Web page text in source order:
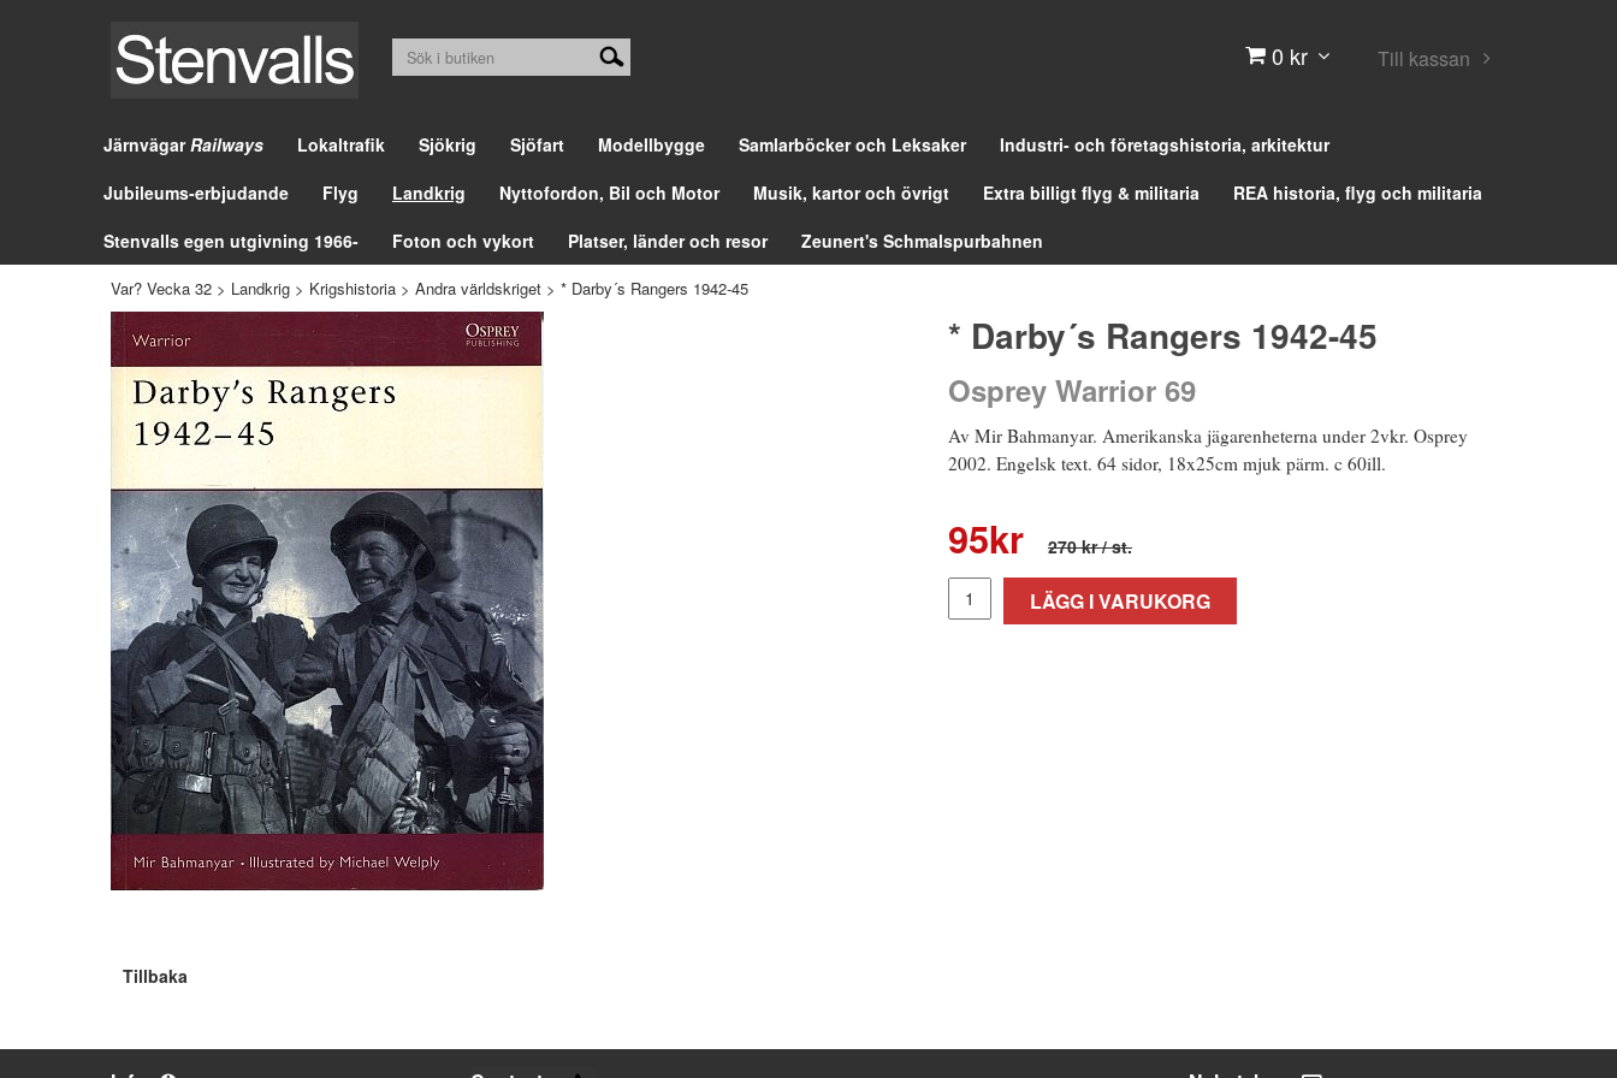
0 kr Till kassan
JärnvägarRailways Lokaltrafik Sjökrig Sjöfart Modellbygge Samlarböcker och Leksaker
Industri- och företagshistoria, arkitektur
Jubileums-erbjudande
Flyg Landkrig Nyttofordon, Bil och Motor Musik, kartor och övrigt Extra billigt flyg & militaria
REA historia, flyg och militaria
Stenvalls egen utgivning 1966-
Foton och vykort Platser, länder och resor Zeunert's Schmalspurbahnen
Var? Vecka 32 > Landkrig > Krigshistoria > Andra världskriget > * Darby´s Rangers 1942-45
* Darby´s Rangers 1942-45
Osprey Warrior 69
Av Mir Bahmanyar. Amerikanska jägarenheterna under 2vkr. Osprey
2002. Engelsk text. 64 sidor, 18x25cm mjuk pärm. c 60ill.
95kr 270 kr/ st.
LÄGG I VARUKORG
Tillbaka